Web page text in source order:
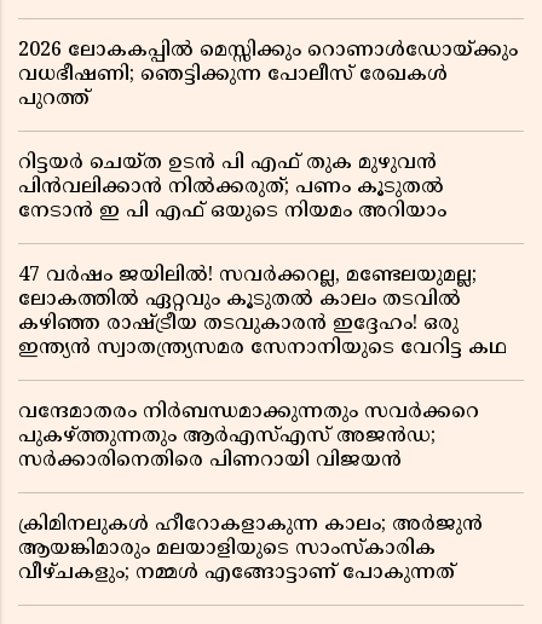
2026 ലോകകപ്പിൽ മെസ്സിക്കും റൊണാൾഡോയ്ക്കും
വധഭീഷണി; ഞെട്ടിക്കുന്ന പോലീസ് രേഖകൾ
പുറത്ത്
റിട്ടയർ ചെയ്ത ഉടൻ പി എഫ് തുക മുഴുവൻ
പിൻവലിക്കാൻ നിൽക്കരുത്; പണം കൂടുതൽ
നേടാൻ ഇ പി എഫ് ഒയുടെ നിയമം അറിയാം
47 വർഷം ജയിലിൽ! സവർക്കറല്ല, മണ്ടേലയുമല്ല;
ലോകത്തിൽ ഏറ്റവും കൂടുതൽ കാലം തടവിൽ
കഴിഞ്ഞ രാഷ്ട്രീയ തടവുകാരൻ ഇദ്ദേഹം! ഒരു
ഇന്ത്യൻ സ്വാതന്ത്ര്യസമര സേനാനിയുടെ വേറിട്ട കഥ
വന്ദേമാതരം നിർബന്ധമാക്കുന്നതും സവർക്കറെ
പുകഴ്ത്തുന്നതും ആർഎസ്എസ് അജൻഡ;
സർക്കാരിനെതിരെ പിണറായി വിജയൻ
ക്രിമിനലുകൾ ഹീറോകളാകുന്ന കാലം; അർജുൻ
ആയങ്കിമാരും മലയാളിയുടെ സാംസ്കാരിക
വീഴ്ചകളും; നമ്മൾ എങ്ങോട്ടാണ് പോകുന്നത്